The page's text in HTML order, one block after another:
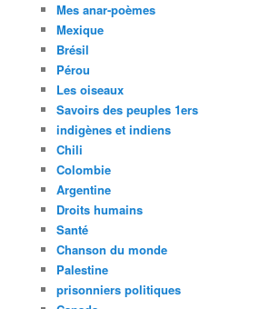
Mes anar-poèmes
Mexique
Brésil
Pérou
Les oiseaux
Savoirs des peuples 1ers
indigènes et indiens
Chili
Colombie
Argentine
Droits humains
Santé
Chanson du monde
Palestine
prisonniers politiques